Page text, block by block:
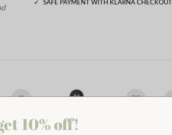
✓
SAFE PAYMENT WITH KLARNA
10% off!